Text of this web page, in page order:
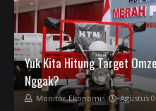
Yuk Kita Hitung Target
Nggak?
Monitor Ekonomi Agustus